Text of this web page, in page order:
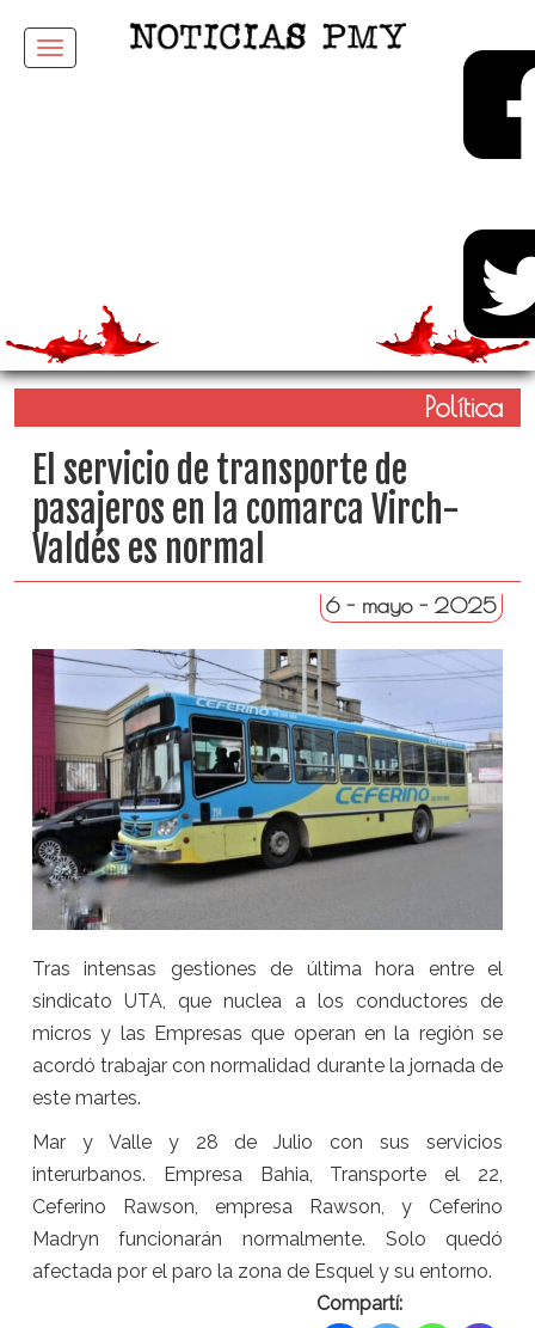
Menu
Política
El servicio de transporte de
pasajeros en la comarca Virch-
Valdés es normal
6 - mayo - 2025
Tras intensas gestiones de última hora entre el
sindicato UTA, que nuclea a los conductores de
micros y las Empresas que operan en la región se
acordó trabajar con normalidad durante la jornada de
este martes.
Mar y Valle y 28 de Julio con sus servicios
interurbanos. Empresa Bahia, Transporte el 22,
Ceferino Rawson, empresa Rawson, y Ceferino
Madryn funcionarán normalmente. Solo quedó
afectada por el paro la zona de Esquel y su entorno.
Compartí: